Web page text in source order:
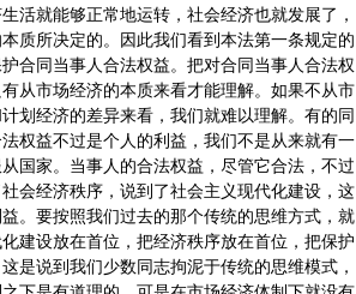
活就能够正常地运转，社会经济也就发展了，
质所决定的。因此我们看到本法第一条规定的
合同当事人合法权益。把对合同当事人合法权
从市场经济的本质来看才能理解。如果不从市
划经济的差异来看，我们就难以理解。有的同
权益不过是个人的利益，我们不是从来就有一
国家。当事人的合法权益，尽管它合法，不过
会经济秩序，说到了社会主义现代化建设，这
。要按照我们过去的那个传统的思维方式，就
建设放在首位，把经济秩序放在首位，把保护
是说到我们少数同志拘泥于传统的思维模式，